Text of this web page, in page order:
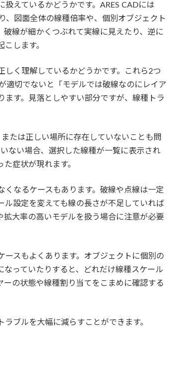
えているかどうかです。ARES CADには
、図面全体の線種倍率や、個別オブジェクト
線が細かくつぶれて実線に見えたり、逆に
します。
く理解しているかどうかです。これら2つ
適切でないと「モデルでは破線なのにレイア
す。見落としやすい部分ですが、線種トラ
たは正しい場所に存在していないことも問
ない場合、選択した線種が一覧に表示され
症状が現れます。
なるケースもあります。破線や点線は一定
設定を変えても線の長さが不足していれば
大率の高いモデルを扱う場合に注意が必要
スもよくあります。オブジェクトに個別の
っていたりすると、どれだけ線種スケール
の状態や線種割り当てをこまめに確認する
ブルを大幅に減らすことができます。